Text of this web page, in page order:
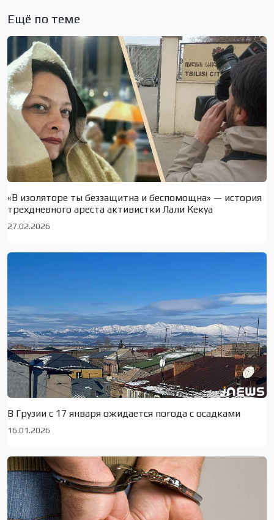
Ещё по теме
«В изоляторе ты беззащитна и беспомощна» — история
трехдневного ареста активистки Лали Кекуа
27.02.2026
В Грузии с 17 января ожидается погода с осадками
16.01.2026